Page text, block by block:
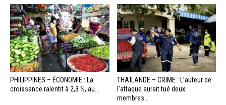
PHILIPPINES – ÉCONOMIE : La
croissance ralentit à 2,3 %, au...
THAÏLANDE – CRIME : L’auteur de
l’attaque aurait tué deux
membres...